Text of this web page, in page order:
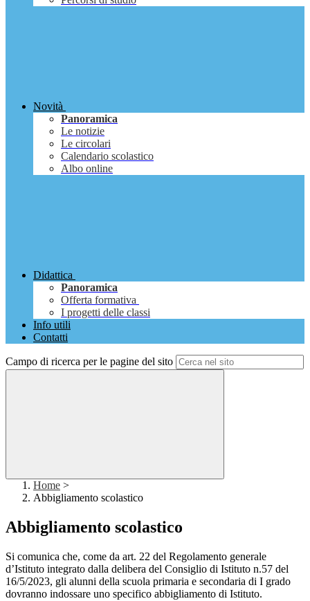
Novità
Panoramica
Le notizie
Le circolari
Calendario scolastico
Albo online
Didattica
Panoramica
Offerta formativa
I progetti delle classi
Info utili
Contatti
Campo di ricerca per le pagine del sito
Home >
Abbigliamento scolastico
Abbigliamento scolastico
Si comunica che, come da art. 22 del Regolamento generale
d’Istituto integrato dalla delibera del Consiglio di Istituto n.57 del
16/5/2023, gli alunni della scuola primaria e secondaria di I grado
dovranno indossare uno specifico abbigliamento di Istituto.